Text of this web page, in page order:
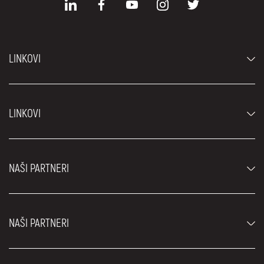
LINKOVI
Luksuzni automobili
Cene
LINKOVI
Blog
O nama
NAŠI PARTNERI
Rent a car Beograd Royal
NAŠI PARTNERI